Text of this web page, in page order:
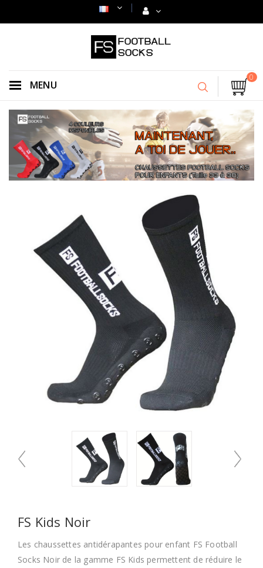
0
MENU
FS Kids Noir
Les chaussettes antidérapantes pour enfant FS Football
Socks Noir de la gamme FS Kids permettent de réduire le